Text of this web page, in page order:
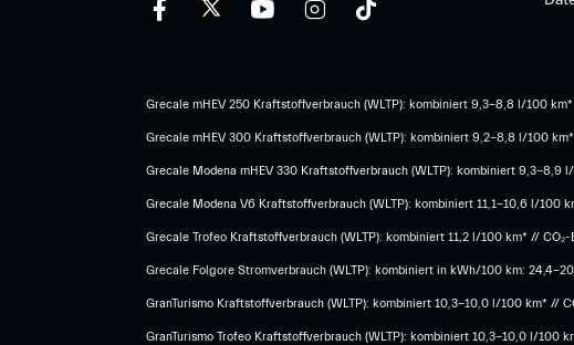
Grecale mHEV 250 Kraftstoffverbrauch (WLTP): kombiniert 9,3-8,8 l/100
Grecale mHEV 300 Kraftstoffverbrauch (WLTP): kombiniert 9,2-8,8 l/100
Grecale Modena mHEV 330 Kraftstoffverbrauch (WLTP): kombiniert 9,3-8,9
Grecale Modena V6 Kraftstoffverbrauch (WLTP): kombiniert 11,1-10,6 l/100
Grecale Trofeo Kraftstoffverbrauch (WLTP): kombiniert 11,2 l/100 km* //
Grecale Folgore Stromverbrauch (WLTP): kombiniert in kWh/100 km:
GranTurismo Kraftstoffverbrauch (WLTP): kombiniert 10,3-10,0 l/100 km* //
GranTurismo Trofeo Kraftstoffverbrauch (WLTP): kombiniert 10,3-10,0 l/100